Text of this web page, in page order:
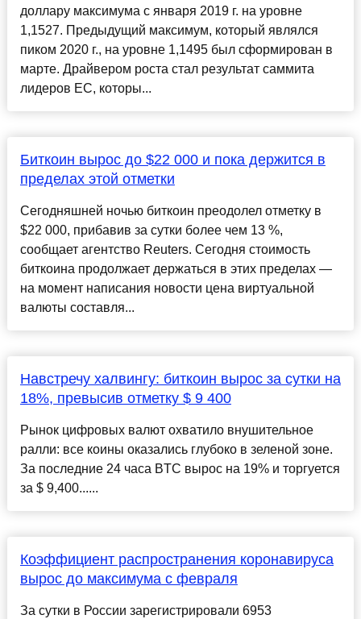
доллару максимума с января 2019 г. на уровне
1,1527. Предыдущий максимум, который являлся
пиком 2020 г., на уровне 1,1495 был сформирован в
марте. Драйвером роста стал результат саммита
лидеров ЕС, которы...
Биткоин вырос до $22 000 и пока держится в
пределах этой отметки
Сегодняшней ночью биткоин преодолел отметку в
$22 000, прибавив за сутки более чем 13 %,
сообщает агентство Reuters. Сегодня стоимость
биткоина продолжает держаться в этих пределах —
на момент написания новости цена виртуальной
валюты составля...
Навстречу халвингу: биткоин вырос за сутки на
18%, превысив отметку $ 9 400
Рынок цифровых валют охватило внушительное
ралли: все коины оказались глубоко в зеленой зоне.
За последние 24 часа BTC вырос на 19% и торгуется
за $ 9,400......
Коэффициент распространения коронавируса
вырос до максимума с февраля
За сутки в России зарегистрировали 6953